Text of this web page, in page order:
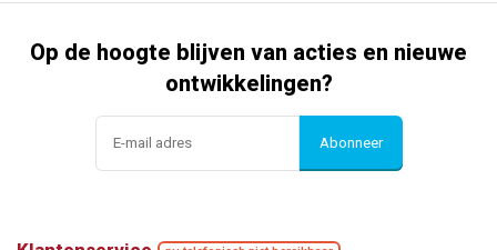
Op de hoogte blijven van acties en nieuwe
ontwikkelingen?
Abonneer